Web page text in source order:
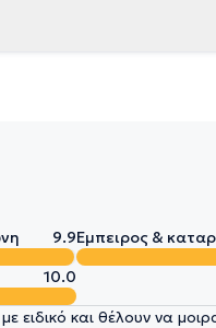
9.9Έμπειρος &
10.0
ειδικό και θέλουν να